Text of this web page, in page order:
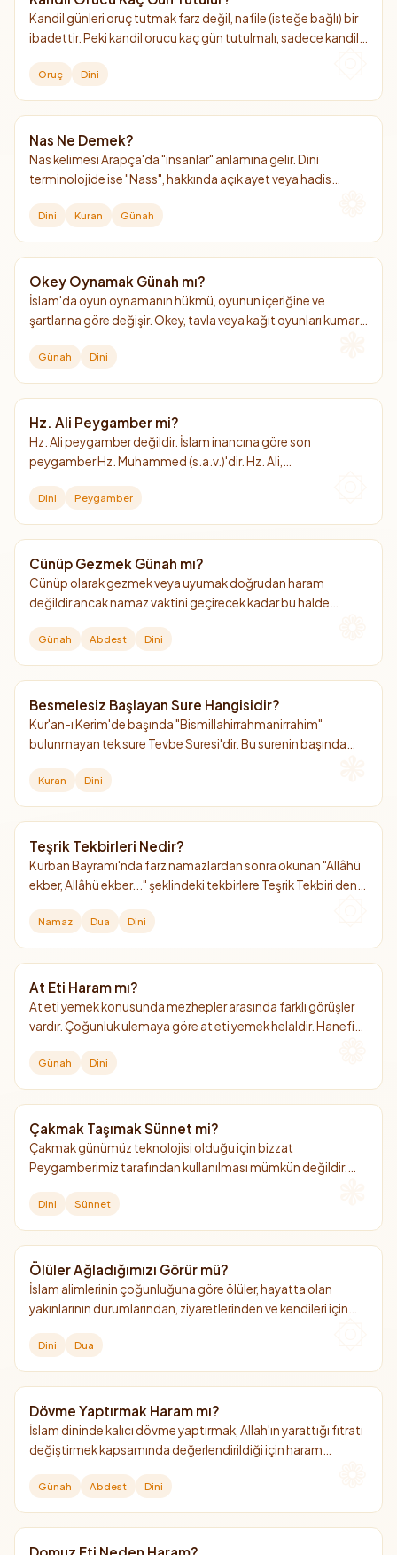
Kandil günleri oruç tutmak farz değil, nafile (isteğe bağlı) bir
ibadettir. Peki kandil orucu kaç gün tutulmalı, sadece kandil
Oruç Dini
Nas Ne Demek?
Nas kelimesi Arapça'da "insanlar" anlamına gelir. Dini
terminolojide ise "Nass", hakkında açık ayet veya hadis
Dini Kuran Günah
Okey Oynamak Günah mı?
İslam'da oyun oynamanın hükmü, oyunun içeriğine ve
şartlarına göre değişir. Okey, tavla veya kağıt oyunları kumar
değildir.
Günah Dini
Hz. Ali Peygamber mi?
Hz. Ali peygamber değildir. İslam inancına göre son
peygamber Hz. Muhammed (s.a.v.)'dir. Hz. Ali,
Dini Peygamber
Cünüp Gezmek Günah mı?
Cünüp olarak gezmek veya uyumak doğrudan haram
değildir ancak namaz vaktini geçirecek kadar bu halde
Günah Abdest Dini
Besmelesiz Başlayan Sure Hangisidir?
Kur'an-ı Kerim'de başında "Bismillahirrahmanirrahim"
bulunmayan tek sure Tevbe Suresi'dir. Bu surenin başında
bulunmaktadır.
Kuran Dini
Teşrik Tekbirleri Nedir?
Kurban Bayramı'nda farz namazlardan sonra okunan "Allâhü
ekber, Allâhü ekber..." şeklindeki tekbirlere Teşrik Tekbiri denir.
ikindi namazına kadar devam eder.
Namaz Dua Dini
At Eti Haram mı?
At eti yemek konusunda mezhepler arasında farklı görüşler
vardır. Çoğunluk ulemaya göre at eti yemek helaldir. Hanefi
Günah Dini
Çakmak Taşımak Sünnet mi?
Çakmak günümüz teknolojisi olduğu için bizzat
Peygamberimiz tarafından kullanılması mümkün değildir.
hazırlıklı olmak adına İslam kültüründe güzel bir adet
Dini Sünnet
Ölüler Ağladığımızı Görür mü?
İslam alimlerinin çoğunluğuna göre ölüler, hayatta olan
yakınlarının durumlarından, ziyaretlerinden ve kendileri için
Dini Dua
Dövme Yaptırmak Haram mı?
İslam dininde kalıcı dövme yaptırmak, Allah'ın yarattığı fıtratı
değiştirmek kapsamında değerlendirildiği için haram
engel değildir.
Günah Abdest Dini